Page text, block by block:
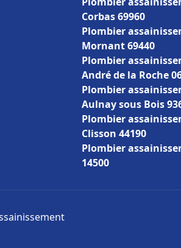
Corbas 69960
Plombier
Mornant 69440
Plombier
André de la Roche
Plombier
Aulnay sous Bois
Plombier
Clisson 44190
Plombier
14500